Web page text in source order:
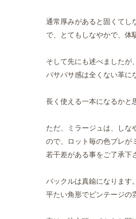
通常厚みがあると固くてし
で、とてもしなやかで、体
そして先にも述べましたが
パサパサ感は全くない革に
長く使える一本になるかと
ただ、ミラージュは、しな
ので、ロット毎の色ブレが
若干差がある事をご了承下
バックルは真鍮になります。
平たい角形でビンテージの